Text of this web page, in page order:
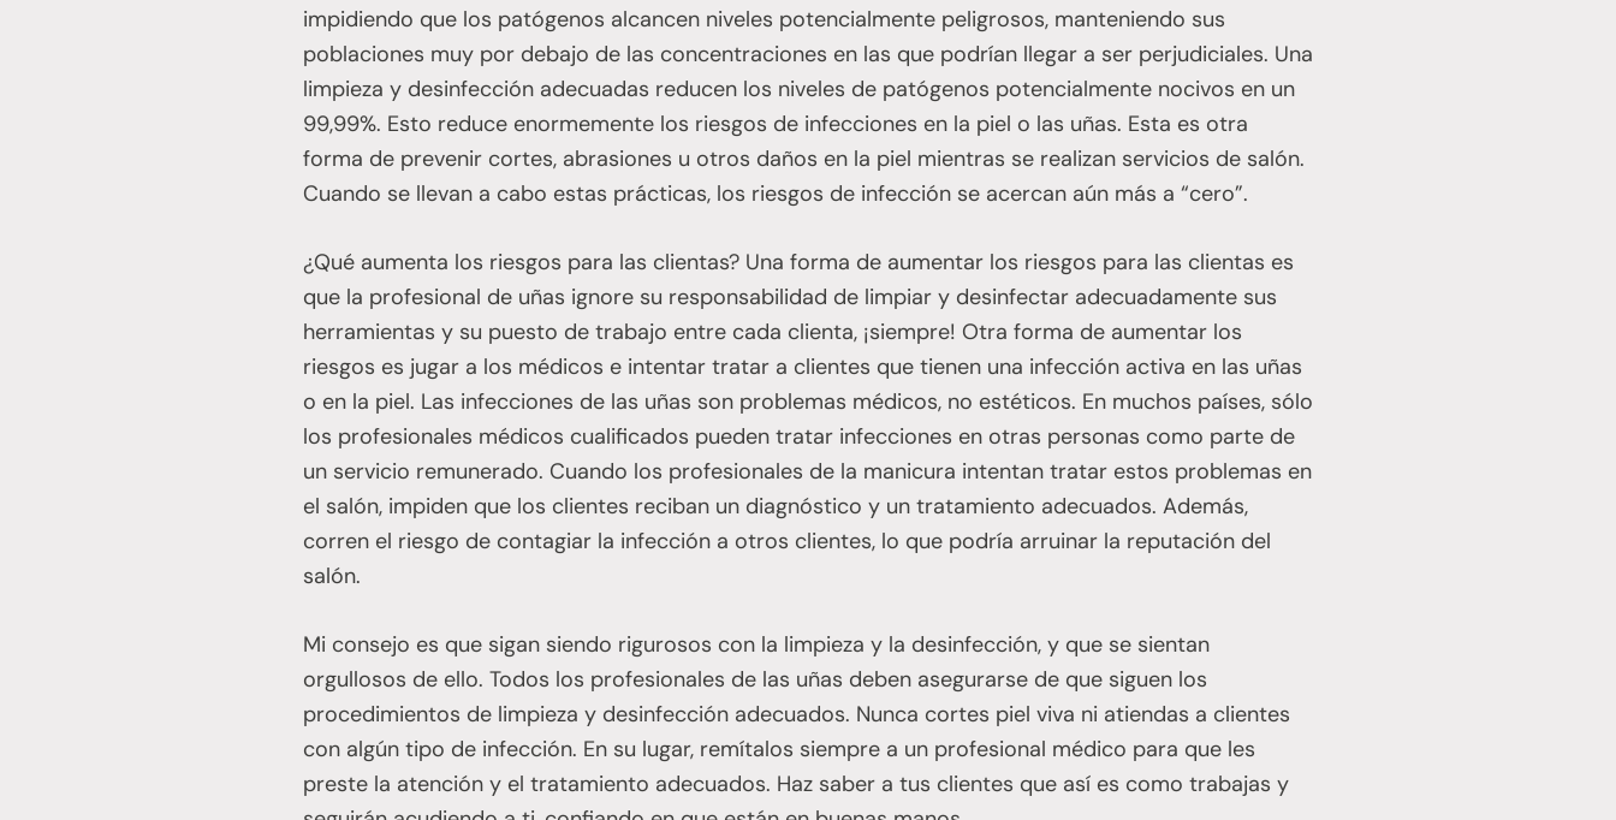
impidiendo que los patógenos alcancen niveles potencialmente peligrosos, manteniendo sus
poblaciones muy por debajo de las concentraciones en las que podrían llegar a ser perjudiciales. Una
limpieza y desinfección adecuadas reducen los niveles de patógenos potencialmente nocivos en un
99,99%. Esto reduce enormemente los riesgos de infecciones en la piel o las uñas. Esta es otra
forma de prevenir cortes, abrasiones u otros daños en la piel mientras se realizan servicios de salón.
Cuando se llevan a cabo estas prácticas, los riesgos de infección se acercan aún más a “cero”.
¿Qué aumenta los riesgos para las clientas? Una forma de aumentar los riesgos para las clientas es
que la profesional de uñas ignore su responsabilidad de limpiar y desinfectar adecuadamente sus
herramientas y su puesto de trabajo entre cada clienta, ¡siempre! Otra forma de aumentar los
riesgos es jugar a los médicos e intentar tratar a clientes que tienen una infección activa en las uñas
o en la piel. Las infecciones de las uñas son problemas médicos, no estéticos. En muchos países, sólo
los profesionales médicos cualificados pueden tratar infecciones en otras personas como parte de
un servicio remunerado. Cuando los profesionales de la manicura intentan tratar estos problemas en
el salón, impiden que los clientes reciban un diagnóstico y un tratamiento adecuados. Además,
corren el riesgo de contagiar la infección a otros clientes, lo que podría arruinar la reputación del
salón.
Mi consejo es que sigan siendo rigurosos con la limpieza y la desinfección, y que se sientan
orgullosos de ello. Todos los profesionales de las uñas deben asegurarse de que siguen los
procedimientos de limpieza y desinfección adecuados. Nunca cortes piel viva ni atiendas a clientes
con algún tipo de infección. En su lugar, remítalos siempre a un profesional médico para que les
preste la atención y el tratamiento adecuados. Haz saber a tus clientes que así es como trabajas y